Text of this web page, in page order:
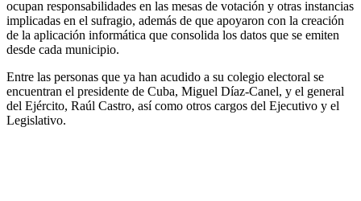
ocupan responsabilidades en las mesas de votación y otras instancias
implicadas en el sufragio, además de que apoyaron con la creación
de la aplicación informática que consolida los datos que se emiten
desde cada municipio.
Entre las personas que ya han acudido a su colegio electoral se
encuentran el presidente de Cuba, Miguel Díaz-Canel, y el general
del Ejército, Raúl Castro, así como otros cargos del Ejecutivo y el
Legislativo.